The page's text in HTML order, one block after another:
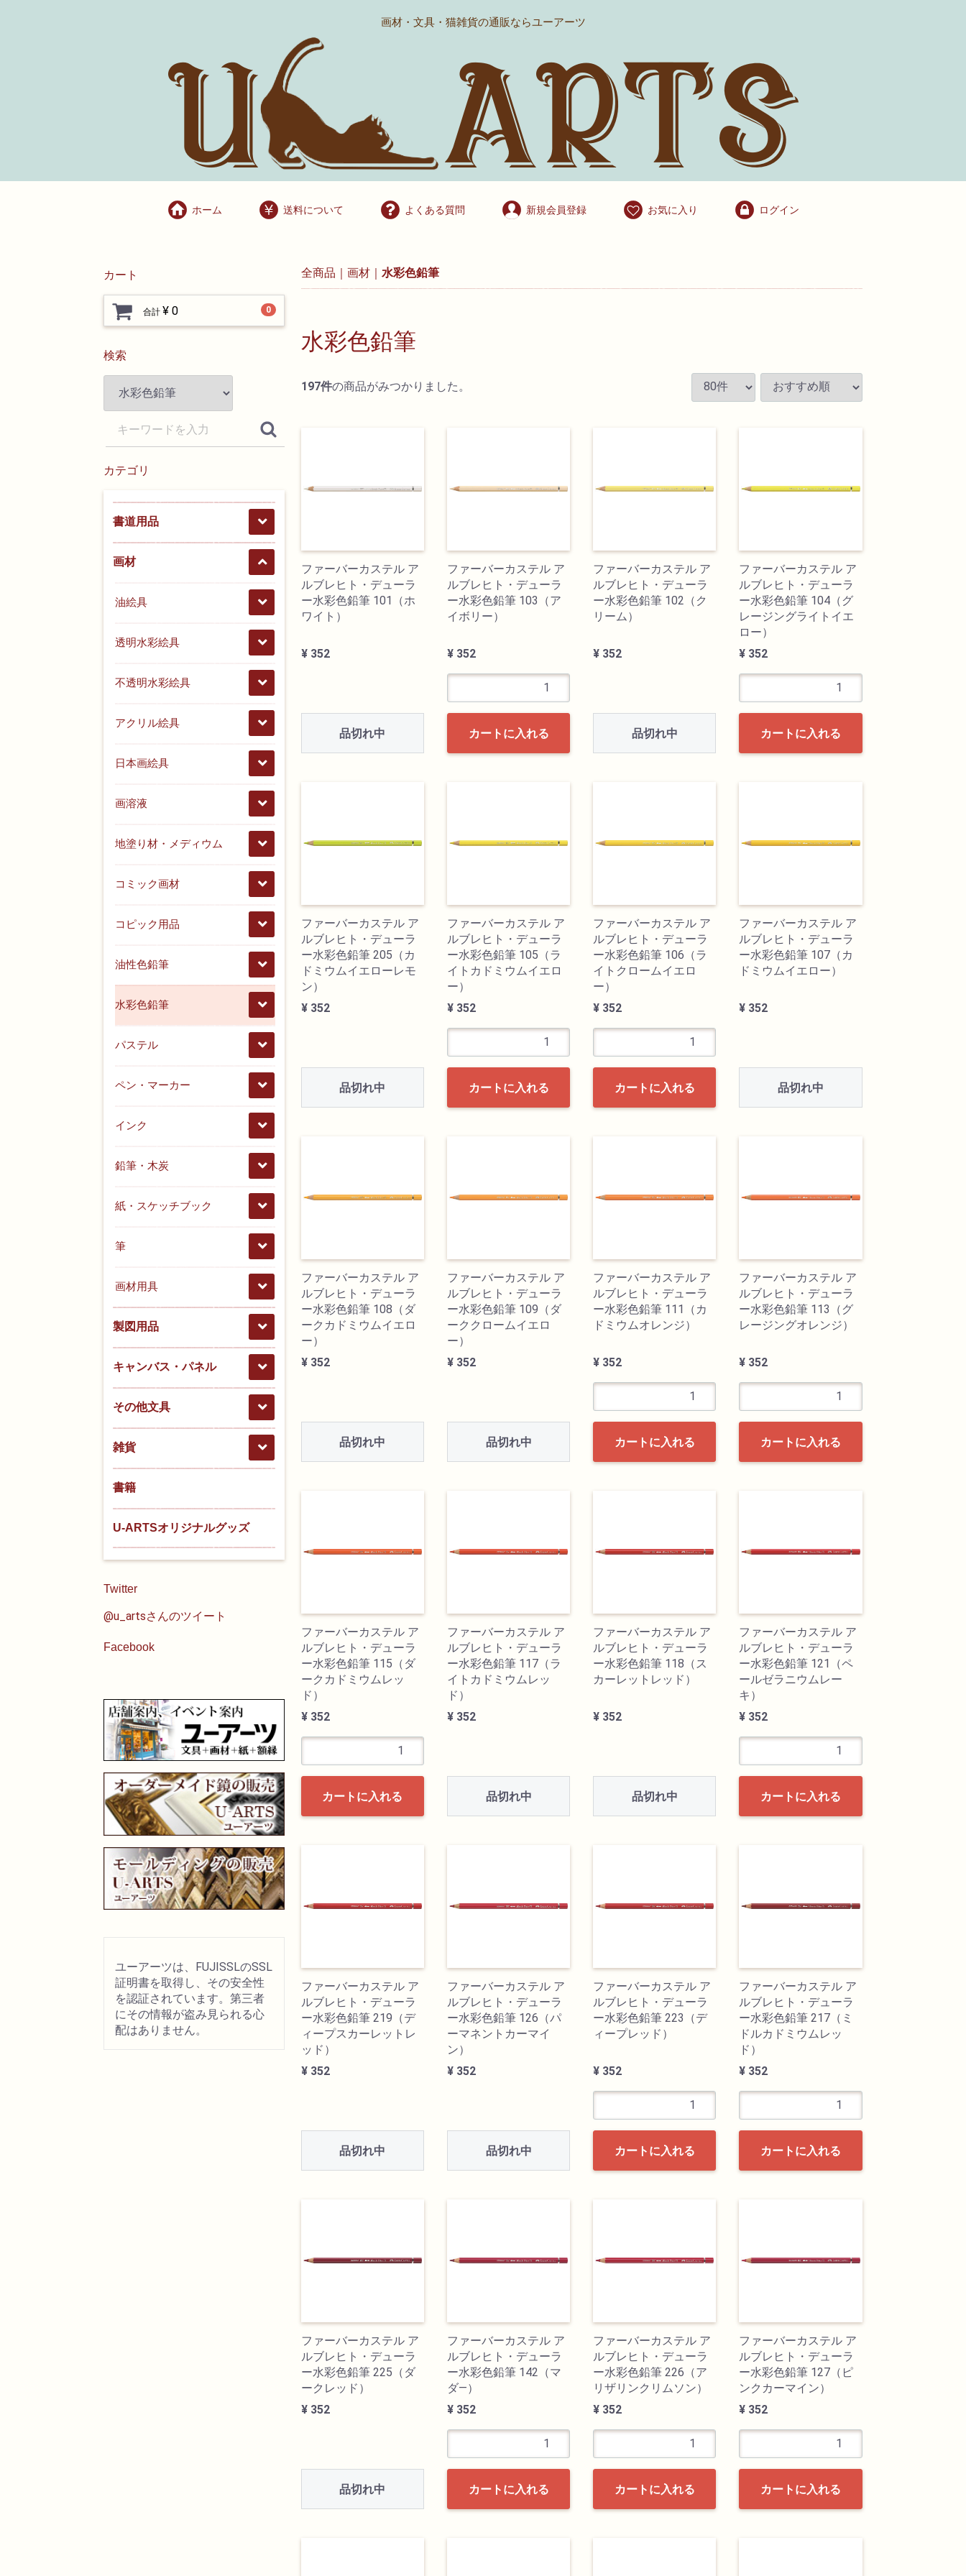
画材・文具・猫雑貨の通販ならユーアーツ
ホーム 送料について よくある質問 新規会員登録 お気に入り ログイン
カート
0
合計 ¥ 0
検索
カテゴリ
書道用品
画材
油絵具
透明水彩絵具
不透明水彩絵具
アクリル絵具
日本画絵具
画溶液
地塗り材・メディウム
コミック画材
コピック用品
油性色鉛筆
水彩色鉛筆
パステル
ペン・マーカー
インク
鉛筆・木炭
紙・スケッチブック
筆
画材用具
製図用品
キャンバス・パネル
その他文具
雑貨
書籍
U-ARTSオリジナルグッズ
Twitter
@u_artsさんのツイート
Facebook
ユーアーツは、FUJISSLのSSL
証明書を取得し、その安全性
を認証されています。第三者
にその情報が盗み見られる心
配はありません。
全商品 画材 水彩色鉛筆
水彩色鉛筆
197件の商品がみつかりました。
ファーバーカステル ア
ルブレヒト・デューラ
ー水彩色鉛筆 101（ホ
ワイト）
¥ 352
品切れ中
ファーバーカステル ア
ルブレヒト・デューラ
ー水彩色鉛筆 103（ア
イボリー）
¥ 352
カートに入れる
ファーバーカステル ア
ルブレヒト・デューラ
ー水彩色鉛筆 102（ク
リーム）
¥ 352
品切れ中
ファーバーカステル ア
ルブレヒト・デューラ
ー水彩色鉛筆 104（グ
レージングライトイエ
ロー）
¥ 352
カートに入れる
ファーバーカステル ア
ルブレヒト・デューラ
ー水彩色鉛筆 205（カ
ドミウムイエローレモ
ン）
¥ 352
品切れ中
ファーバーカステル ア
ルブレヒト・デューラ
ー水彩色鉛筆 105（ラ
イトカドミウムイエロ
ー）
¥ 352
カートに入れる
ファーバーカステル ア
ルブレヒト・デューラ
ー水彩色鉛筆 106（ラ
イトクロームイエロ
ー）
¥ 352
カートに入れる
ファーバーカステル ア
ルブレヒト・デューラ
ー水彩色鉛筆 107（カ
ドミウムイエロー）
¥ 352
品切れ中
ファーバーカステル ア
ルブレヒト・デューラ
ー水彩色鉛筆 108（ダ
ークカドミウムイエロ
ー）
¥ 352
品切れ中
ファーバーカステル ア
ルブレヒト・デューラ
ー水彩色鉛筆 109（ダ
ーククロームイエロ
ー）
¥ 352
品切れ中
ファーバーカステル ア
ルブレヒト・デューラ
ー水彩色鉛筆 111（カ
ドミウムオレンジ）
¥ 352
カートに入れる
ファーバーカステル ア
ルブレヒト・デューラ
ー水彩色鉛筆 113（グ
レージングオレンジ）
¥ 352
カートに入れる
ファーバーカステル ア
ルブレヒト・デューラ
ー水彩色鉛筆 115（ダ
ークカドミウムレッ
ド）
¥ 352
カートに入れる
ファーバーカステル ア
ルブレヒト・デューラ
ー水彩色鉛筆 117（ラ
イトカドミウムレッ
ド）
¥ 352
品切れ中
ファーバーカステル ア
ルブレヒト・デューラ
ー水彩色鉛筆 118（ス
カーレットレッド）
¥ 352
品切れ中
ファーバーカステル ア
ルブレヒト・デューラ
ー水彩色鉛筆 121（ペ
ールゼラニウムレー
キ）
¥ 352
カートに入れる
ファーバーカステル ア
ルブレヒト・デューラ
ー水彩色鉛筆 219（デ
ィープスカーレットレ
ッド）
¥ 352
品切れ中
ファーバーカステル ア
ルブレヒト・デューラ
ー水彩色鉛筆 126（パ
ーマネントカーマイ
ン）
¥ 352
品切れ中
ファーバーカステル ア
ルブレヒト・デューラ
ー水彩色鉛筆 223（デ
ィープレッド）
¥ 352
カートに入れる
ファーバーカステル ア
ルブレヒト・デューラ
ー水彩色鉛筆 217（ミ
ドルカドミウムレッ
ド）
¥ 352
カートに入れる
ファーバーカステル ア
ルブレヒト・デューラ
ー水彩色鉛筆 225（ダ
ークレッド）
¥ 352
品切れ中
ファーバーカステル ア
ルブレヒト・デューラ
ー水彩色鉛筆 142（マ
ダ―）
¥ 352
カートに入れる
ファーバーカステル ア
ルブレヒト・デューラ
ー水彩色鉛筆 226（ア
リザリンクリムソン）
¥ 352
カートに入れる
ファーバーカステル ア
ルブレヒト・デューラ
ー水彩色鉛筆 127（ピ
ンクカーマイン）
¥ 352
カートに入れる